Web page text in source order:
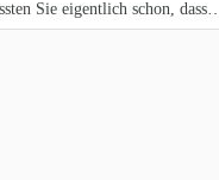
Sie eigentlich schon,